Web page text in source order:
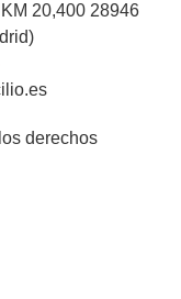
20,400 28946
derechos